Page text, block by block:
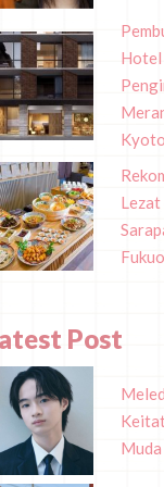
Hotel
Kyoto
Lezat
Post